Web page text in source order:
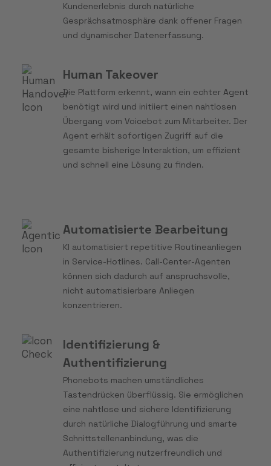
Kundenerlebnis durch natürliche
Gesprächsatmosphäre dank offener Fragen
und dynamischer Datenerfassung.
Human Takeover
Die Plattform erkennt, wann ein echter Agent
benötigt wird und initiiert einen nahtlosen
Übergang vom Voicebot zum Mitarbeiter. Der
Agent erhält sofortigen Zugriff auf die
gesamte bisherige Interaktion, um effizient
und schnell eine Lösung zu finden.
Automatisierte Bearbeitung
KI automatisiert repetitive Routineanliegen
in Service-Hotlines. Call-Center-Agenten
können sich dadurch auf anspruchsvolle,
nicht automatisierbare Anliegen
konzentrieren.
Identifizierung &
Authentifizierung
Phonebots machen umständliches
Tastendrücken überflüssig. Sie ermöglichen
eine nahtlose und sichere Identifizierung
durch natürliche Dialogführung und smarte
Schnittstellenanbindung, was die
Authentifizierung nutzerfreundlich und